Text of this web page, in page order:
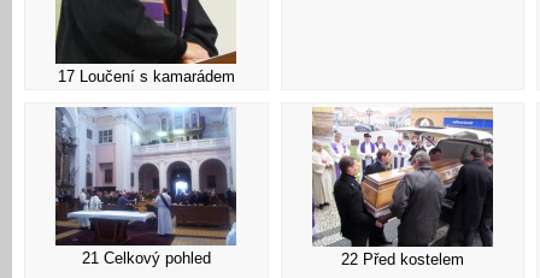
17 Loučení s kamarádem
21 Celkový pohled 22 Před kostelem